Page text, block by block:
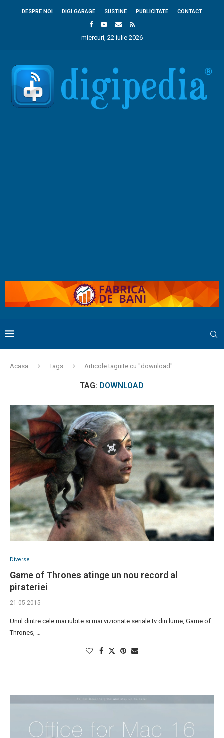
DESPRE NOI DIGI GARAGE SUSTINE PUBLICITATE CONTACT
miercuri, 22 iulie 2026
Acasa Tags Articole taguite cu "download"
TAG: DOWNLOAD
Diverse
Game of Thrones atinge un nou record al
pirateriei
21-05-2015
Unul dintre cele mai iubite si mai vizionate seriale tv din lume, Game of
Thrones, …